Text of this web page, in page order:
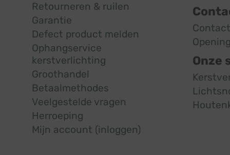
Retourneren & ruilen
Garantie
Defect product melden
Ophangservice
kerstverlichting
Groothandel
Betaalmethodes
Veelgestelde vragen
Herroeping
Mijn account (inloggen)
Onze